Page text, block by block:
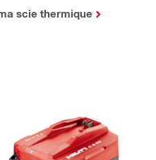
scie thermique